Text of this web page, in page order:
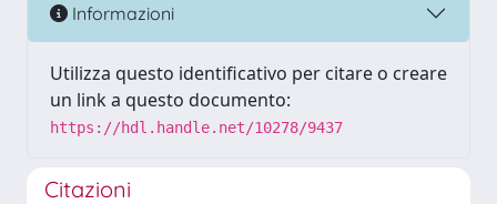
Informazioni
Utilizza questo identificativo per citare o creare
un link a questo documento:
https://hdl.handle.net/10278/9437
Citazioni